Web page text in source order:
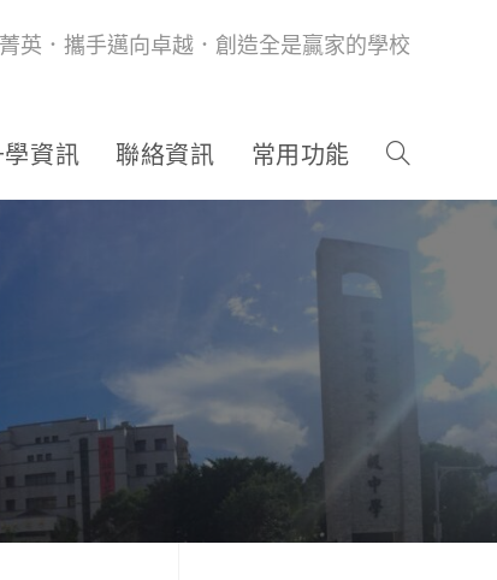
英．攜手邁向卓越．創造全是贏家的學校
學資訊 聯絡資訊 常用功能